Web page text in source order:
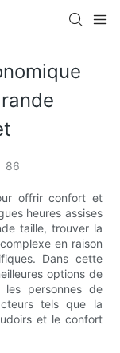
86
offrir confort et
heures assises
taille, trouver la
en raison
Dans cette
options de
les personnes de
tels que la
et le confort